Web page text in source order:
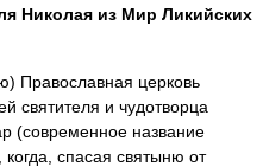
Николая из Мир Ликийских
Православная церковь
святителя и чудотворца
(современное название
спасая святыню от